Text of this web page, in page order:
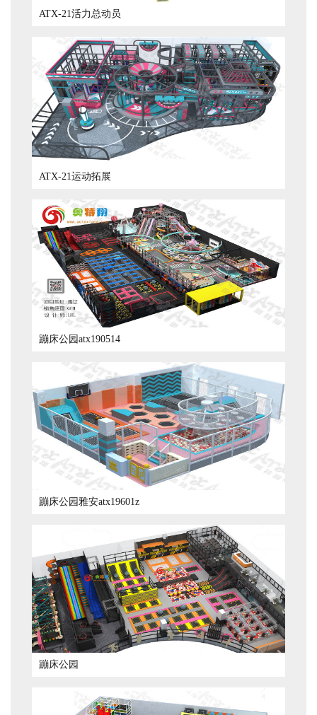
ATX-21活力总动员
ATX-21运动拓展
蹦床公园atx190514
蹦床公园雅安atx19601z
蹦床公园